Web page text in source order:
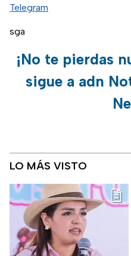
Telegram
sga
¡No te pierdas
sigue a adn
LO MÁS VISTO